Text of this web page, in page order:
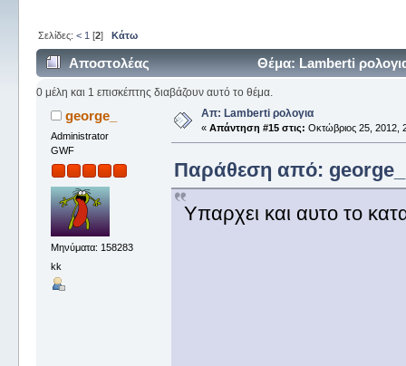
Σελίδες: < 1 [2] Κάτω
Αποστολέας Θέμα: Lamberti
0 μέλη και 1 επισκέπτης διαβάζουν αυτό το θέμα.
george_
Administrator
GWF
Μηνύματα: 158283
kk
Απ: Lamberti ρολογια
« Απάντηση #15 στις: Οκτώβριος 25, 2012,
Παράθεση από: george_
Υπαρχει και αυτο το